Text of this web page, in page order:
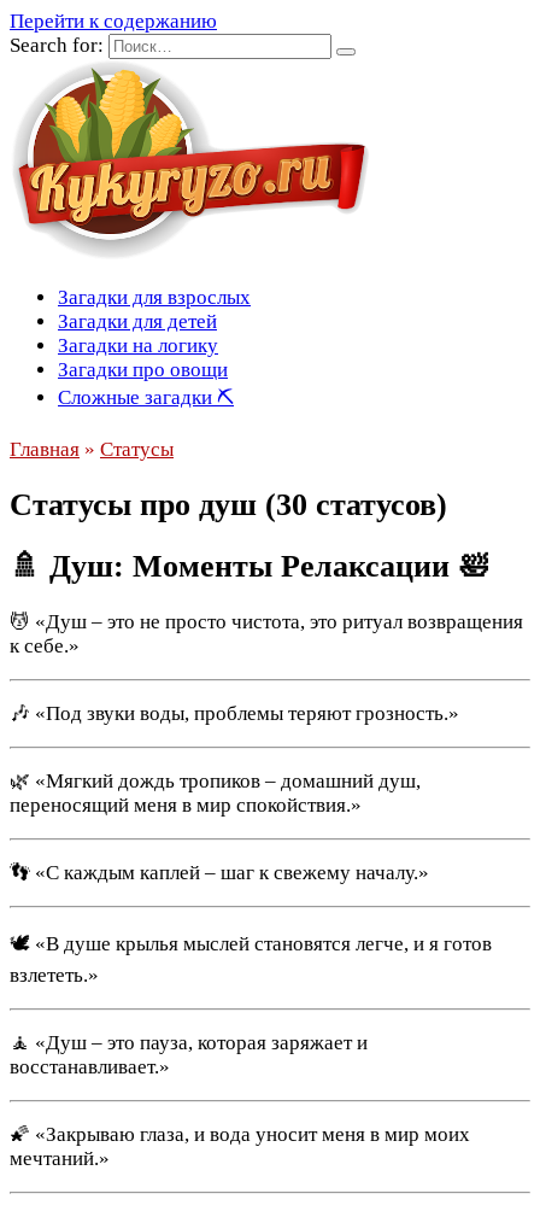
Перейти к содержанию
Search for:
Загадки для взрослых
Загадки для детей
Загадки на логику
Загадки про овощи
Сложные загадки ⛏
Главная » Статусы
Статусы про душ (30 статусов)
🚿 Душ: Моменты Релаксации 🛀
💆 «Душ – это не просто чистота, это ритуал возвращения
к себе.»
🎶 «Под звуки воды, проблемы теряют грозность.»
🌿 «Мягкий дождь тропиков – домашний душ,
переносящий меня в мир спокойствия.»
👣 «С каждым каплей – шаг к свежему началу.»
🕊 «В душе крылья мыслей становятся легче, и я готов
взлететь.»
🧘 «Душ – это пауза, которая заряжает и
восстанавливает.»
🌠 «Закрываю глаза, и вода уносит меня в мир моих
мечтаний.»